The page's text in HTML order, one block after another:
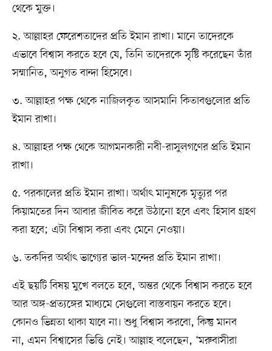
থেকে মুক্ত।
২. আল্লাহর ফেরেশতাদের প্রতি ইমান রাখা। মানে তাদেরকে
এভাবে বিশ্বাস করতে হবে যে, তিনি তাদেরকে সৃষ্টি করেছেন তাঁর
সম্মানিত, অনুগত বান্দা হিসেবে।
৩. আল্লাহর পক্ষ থেকে নাজিলকৃত আসমানি কিতাবগুলোর প্রতি
ইমান রাখা।
৪. আল্লাহর পক্ষ থেকে আগমনকারী নবী-রাসুলগণের প্রতি ইমান
রাখা।
৫. পরকালের প্রতি ইমান রাখা। অর্থাৎ মানুষকে মৃত্যুর পর
কিয়ামতের দিন আবার জীবিত করে উঠানো হবে এবং হিসাব গ্রহণ
করা হবে; এটা বিশ্বাস করা এবং মেনে নেওয়া।
৬. তকদির অর্থাৎ ভাগ্যের ভাল-মন্দের প্রতি ইমান রাখা।
এই ছয়টি বিষয় মুখে বলতে হবে, অন্তর থেকে বিশ্বাস করতে হবে
আর অঙ্গ-প্রত্যঙ্গের মাধ্যমে সেগুলো বাস্তবায়ন করতে হবে।
কোনও ভিন্নতা থাকা যাবে না। শুধু বিশ্বাস করবো, কিন্তু মানব
না, এমন বিশ্বাসের ভিত্তি নেই। আল্লাহ বলেছেন, ‘মরুবাসীরা